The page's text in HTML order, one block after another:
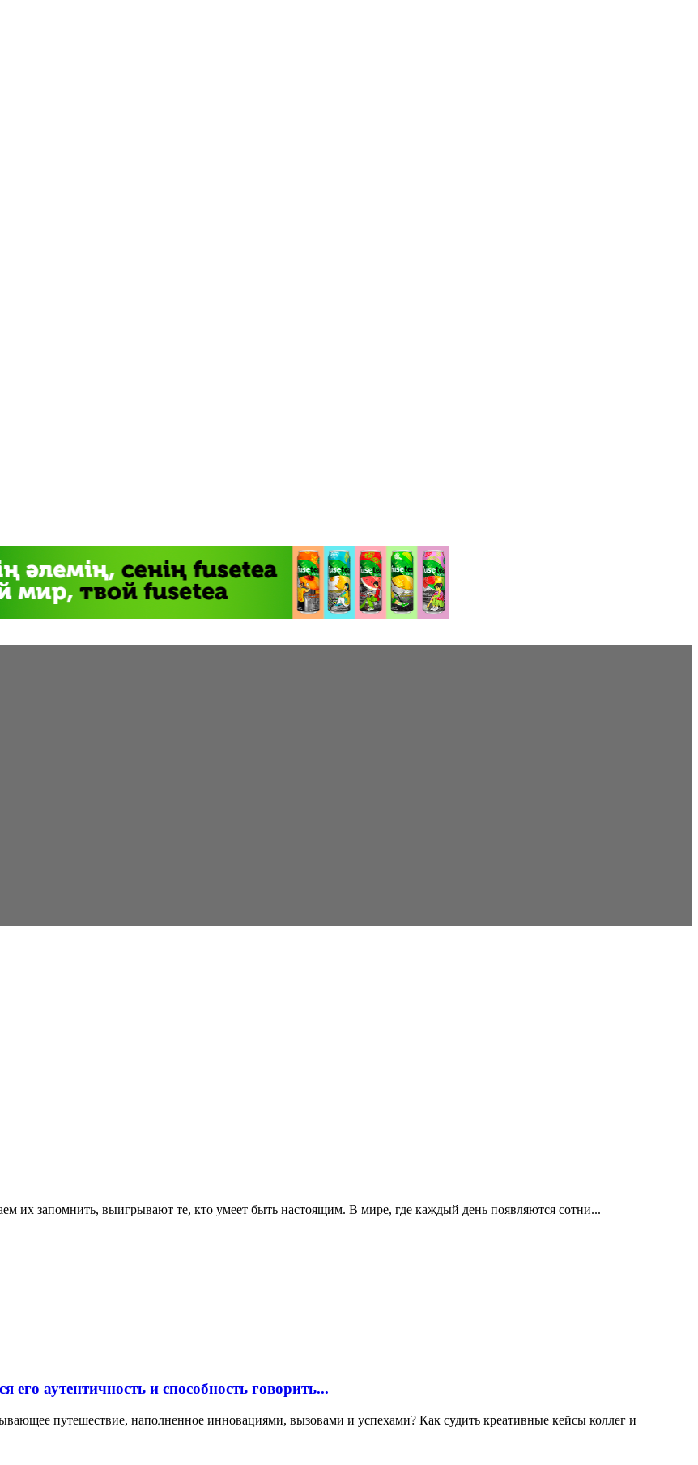
их запомнить, выигрывают те, кто умеет быть настоящим. В мире, где каждый день появляются сотни...
аутентичность и способность говорить...
путешествие, наполненное инновациями, вызовами и успехами? Как судить креативные кейсы коллег и